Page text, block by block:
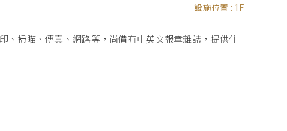
設施位置 : 1F
、掃瞄、傳真、網路等，尚備有中英文報章雜誌，提供住